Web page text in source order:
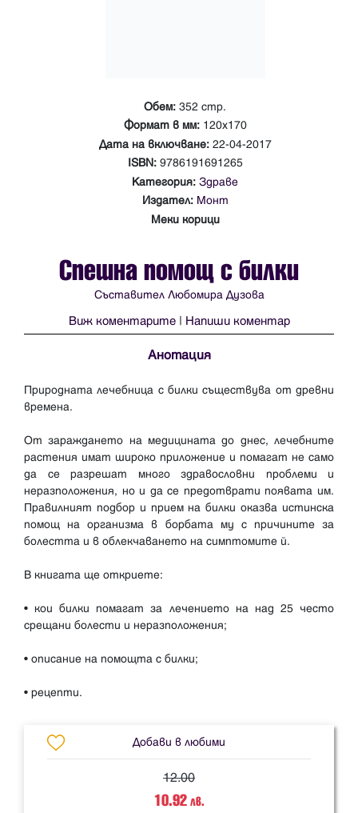
Обем: 352 стр.
Формат в мм: 120х170
Дата на включване: 22-04-2017
ISBN: 9786191691265
Категория: Здраве
Издател: Монт
Меки корици
Спешна помощ с билки
Съставител Любомира Дузова
Виж коментарите | Напиши коментар
Анотация
Природната лечебница с билки съществува от древни
времена.
От зараждането на медицината до днес, лечебните
растения имат широко приложение и помагат не само
да се разрешат много здравословни проблеми и
неразположения, но и да се предотврати появата им.
Правилният подбор и прием на билки оказва истинска
помощ на организма в борбата му с причините за
болестта и в облекчаването на симптомите й.
В книгата ще откриете:
• кои билки помагат за лечението на над 25 често
срещани болести и неразположения;
• описание на помощта с билки;
Добави в любими
12.00
10.92лв.